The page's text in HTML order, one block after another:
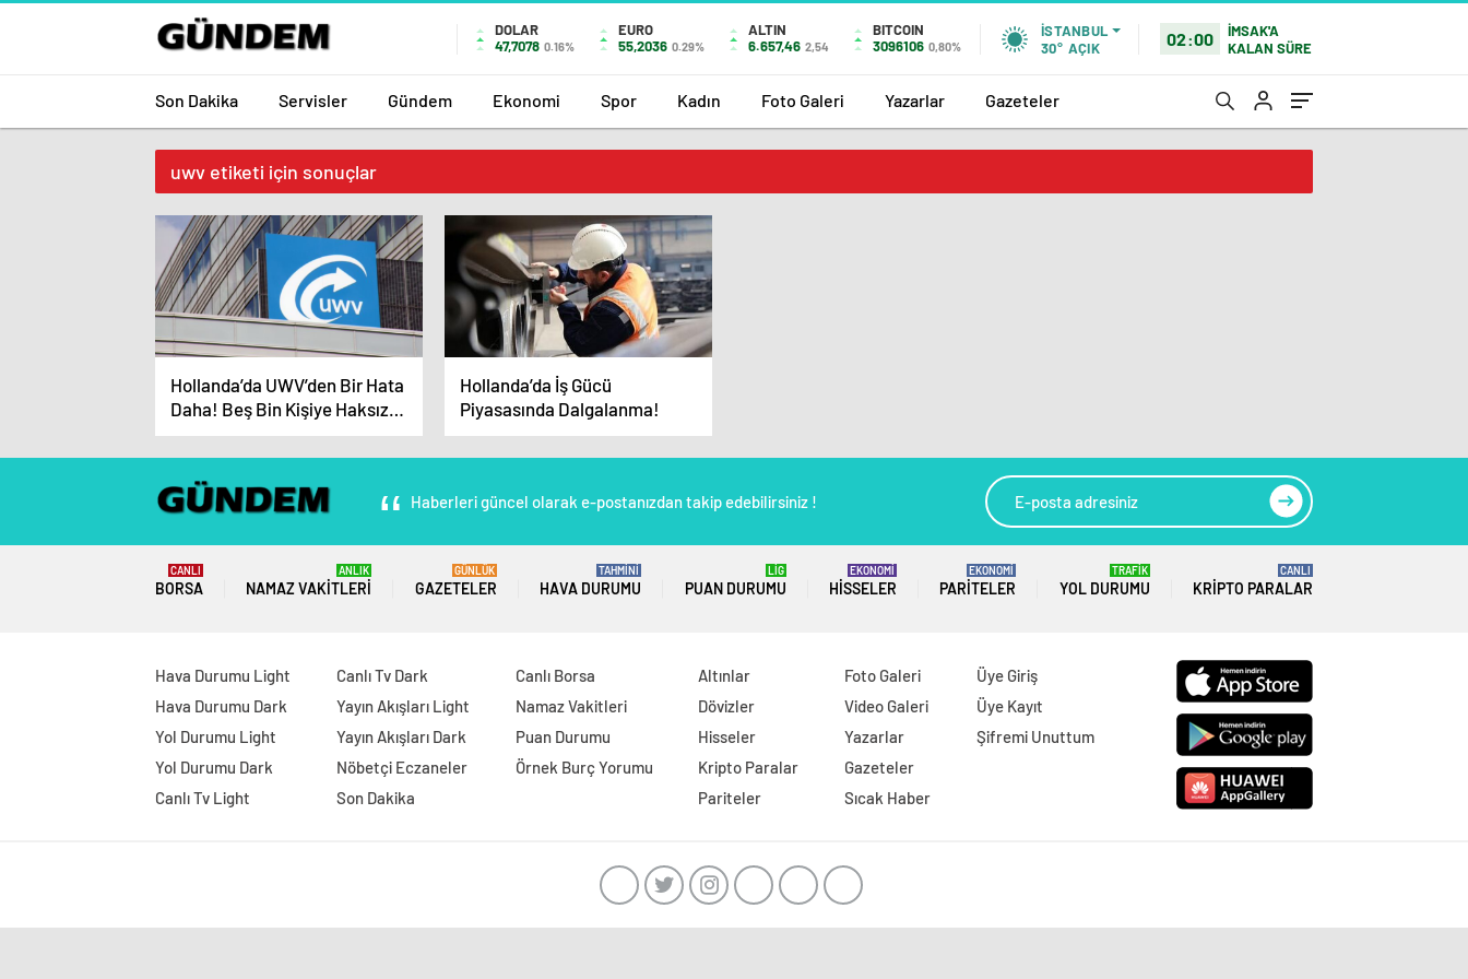
DOLAR
47,7078 0.16%
EURO
55,2036 0.29%
ALTIN
6.657,46 2,54
BITCOIN
3096106 0,80%
İSTANBUL
30° AÇIK 02:00
İMSAK'A
KALAN SÜRE
Son Dakika Servisler Gündem Ekonomi Spor Kadın Foto Galeri Yazarlar Gazeteler
uwv etiketi için sonuçlar
Hollanda’da UWV’den Bir Hata
Daha! Beş Bin Kişiye Haksız
Ceza
Hollanda’da İş Gücü
Piyasasında Dalgalanma!
Haberleri güncel olarak e-postanızdan takip edebilirsiniz !
BORSA
CANLI
NAMAZ VAKITLERI
ANLIK
GAZETELER
GÜNLÜK
HAVA DURUMU
TAHMİNİ
PUAN DURUMU
LİG
HISSELER
EKONOMİ
PARITELER
EKONOMİ
YOL DURUMU
TRAFİK
KRIPTO PARALAR
CANLI
Hava Durumu Light
Hava Durumu Dark
Yol Durumu Light
Yol Durumu Dark
Canlı Tv Light
Canlı Tv Dark
Yayın Akışları Light
Yayın Akışları Dark
Nöbetçi Eczaneler
Son Dakika
Canlı Borsa
Namaz Vakitleri
Puan Durumu
Örnek Burç Yorumu
Altınlar
Dövizler
Hisseler
Kripto Paralar
Pariteler
Foto Galeri
Video Galeri
Yazarlar
Gazeteler
Sıcak Haber
Üye Giriş
Üye Kayıt
Şifremi Unuttum